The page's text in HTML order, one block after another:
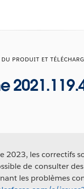
PRODUIT ET
2023, les correctifs
de consulter
les problèmes